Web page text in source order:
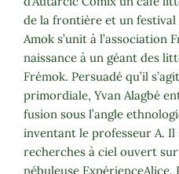
de la frontière et un festival
Amok s’unit à l’association
naissance à un géant des
Frémok. Persuadé qu’il
primordiale, Yvan Alagbé
fusion sous l’angle
inventant le professeur A. Il
recherches à ciel ouvert
nébuleuse